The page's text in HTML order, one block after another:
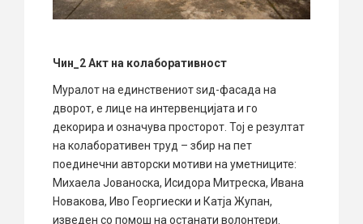
Чин_2 Акт на колаборативност
Муралот на единствениот ѕид-фасада на
дворот, е лице на интервенцијата и го
декорира и означува просторот. Тој е резултат
на колаборативен труд – збир на пет
поединечни авторски мотиви на уметниците:
Михаела Јованоска, Исидора Митреска, Ивана
Новакова, Иво Георгиески и Катја Жупан,
изведен со помош на останати волонтери.